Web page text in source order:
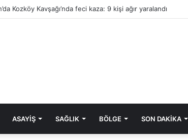
Kozköy Kavşağı’nda feci kaza: 9 kişi ağır yaralandı
ASAYIŞ SAĞLIK BÖLGE SON DAKIKA